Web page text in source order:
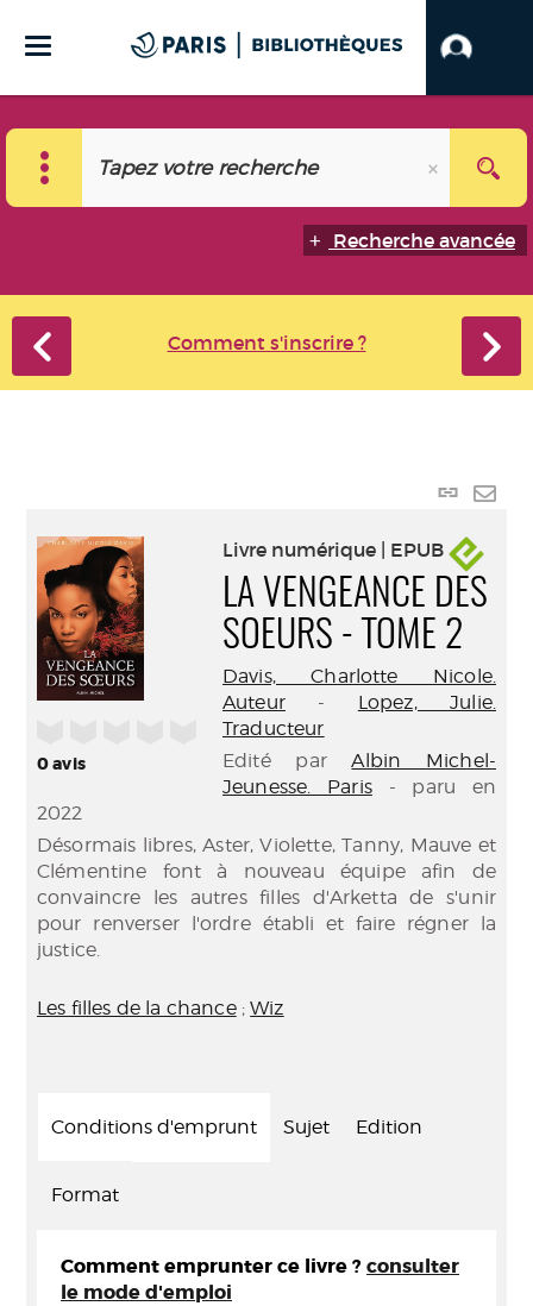
Recherche avancée
Comment s'inscrire ?
Lien
0avis
Livre numérique | EPUB
LA VENGEANCE DES
SOEURS - TOME 2
Davis, Charlotte Nicole.
Auteur- Lopez, Julie.
Traducteur
Edité parAlbin Michel-
Jeunesse. Paris- paru en
2022
Désormais libres, Aster, Violette, Tanny, Mauve et
Clémentine font à nouveau équipe afin de
convaincre les autres filles d'Arketta de s'unir
pour renverser l'ordre établi et faire régner la
justice.
Les filles de la chance;Wiz
Conditions d'emprunt Sujet Edition
Format
Comment emprunter ce livre ? consulter
le mode d'emploi